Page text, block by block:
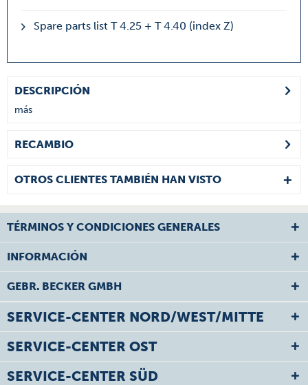
Spare parts list T 4.25 + T 4.40 (index Z)
DESCRIPCIÓN
más
RECAMBIO
OTROS CLIENTES TAMBIÉN HAN VISTO
TÉRMINOS Y CONDICIONES GENERALES
INFORMACIÓN
GEBR. BECKER GMBH
SERVICE-CENTER NORD/WEST/MITTE
SERVICE-CENTER OST
SERVICE-CENTER SÜD